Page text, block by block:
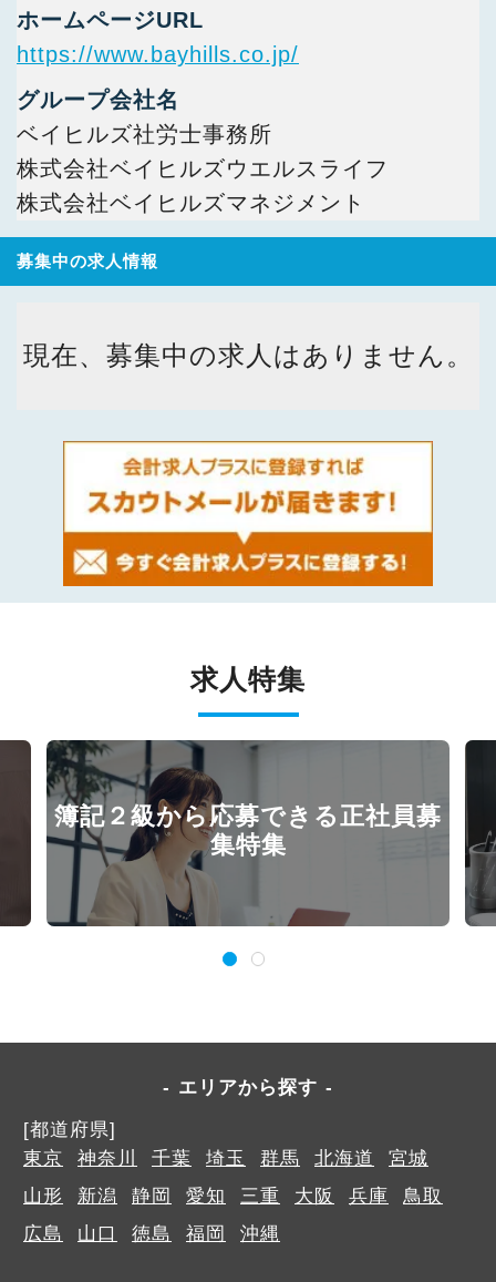
ホームページURL
https://www.bayhills.co.jp/
グループ会社名
ベイヒルズ社労士事務所
株式会社ベイヒルズウエルスライフ
株式会社ベイヒルズマネジメント
募集中の求人情報
現在、募集中の求人はありません。
求人特集
簿記２級から応募できる正社員募
集特集
エリアから探す
[都道府県]
東京
神奈川 千葉 埼玉 群馬 北海道
宮城
山形
新潟 静岡 愛知 三重 大阪 兵庫
鳥取
広島
山口 徳島 福岡 沖縄